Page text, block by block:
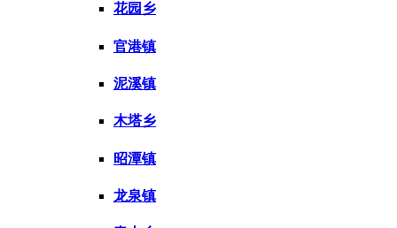
花园乡
官港镇
泥溪镇
木塔乡
昭潭镇
龙泉镇